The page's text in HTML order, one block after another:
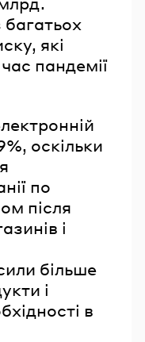
багатьох
які
пандемії
оскільки
по
після
і
більше
і
в